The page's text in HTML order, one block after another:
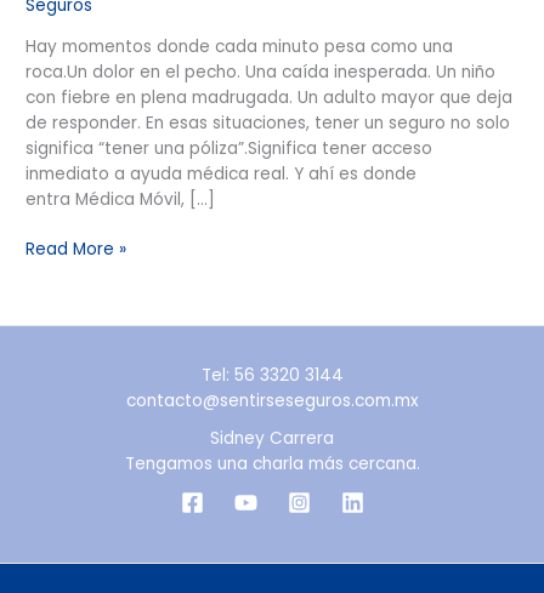
Seguros
Hay momentos donde cada minuto pesa como una
roca.Un dolor en el pecho. Una caída inesperada. Un niño
con fiebre en plena madrugada. Un adulto mayor que deja
de responder. En esas situaciones, tener un seguro no solo
significa “tener una póliza”.Significa tener acceso
inmediato a ayuda médica real. Y ahí es donde
entra Médica Móvil, […]
Read More »
Tel: 56 3320 3144
contacto@sentirseseguros.com.mx
Sidney Carrera
Tengamos una charla más cercana.